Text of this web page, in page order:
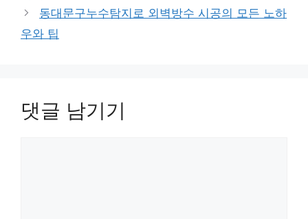
동대문구누수탐지로 외벽방수 시공의 모든 노하
우와 팁
댓글 남기기